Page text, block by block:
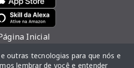
Inicial
Vídeos
outras tecnologias para que nós e
lembrar de você e entender